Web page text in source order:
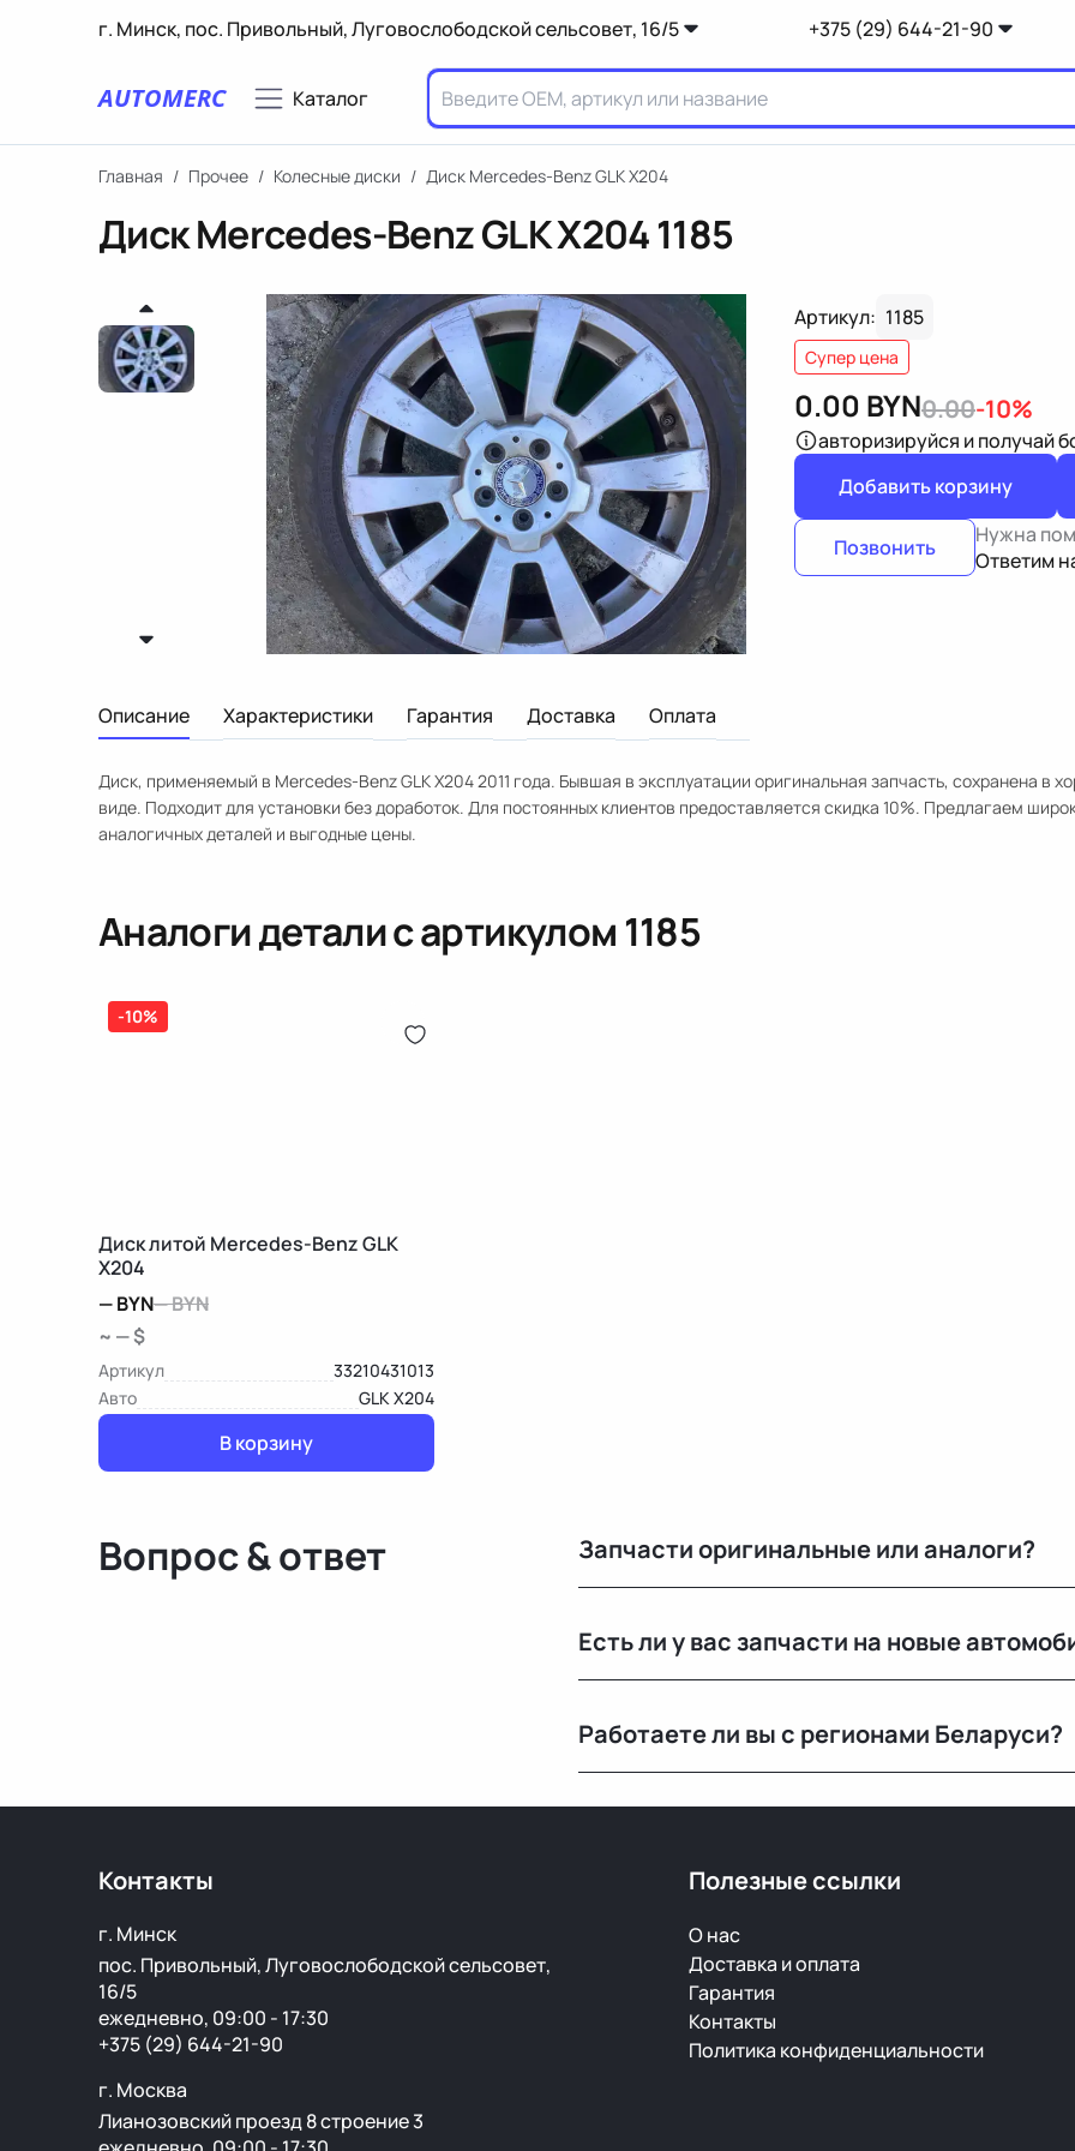
г. Минск, пос. Привольный, Луговослободской сельсовет, 16/5 +375 (29) 644-21-90
AUTOMERC Каталог
Главная / Прочее / Колесные диски / Диск Mercedes-Benz GLK X204
Диск Mercedes-Benz GLK X2041185
Артикул: 1185
Супер цена
0.00 BYN0.00-10%
авторизируйся и получай
Добавить корзину
Позвонить
Нужна
Ответим
Описание Характеристики Гарантия Доставка Оплата
Диск, применяемый в Mercedes-Benz GLK X204 2011 года. Бывшая в эксплуатации оригинальная запчасть, сохранена в
виде. Подходит для установки без доработок. Для постоянных клиентов предоставляется скидка 10%. Предлагаем
аналогичных деталей и выгодные цены.
Аналоги детали с артикулом 1185
-10%
Диск литой Mercedes-Benz GLK
X204
—BYN—BYN
~ — $
Артикул
33210431013
Авто
GLK X204
В корзину
Вопрос & ответ Запчасти оригинальные или аналоги?
автомобилей с минимальным пробегом.
Есть ли у вас запчасти на новые
Работаете ли вы с регионами Беларуси?
Контакты
г. Минск
пос. Привольный, Луговослободской сельсовет,
16/5
ежедневно, 09:00 - 17:30
+375 (29) 644-21-90
г. Москва
Лианозовский проезд 8 строение 3
Полезные ссылки
О нас
Доставка и оплата
Гарантия
Контакты
Политика конфиденциальности